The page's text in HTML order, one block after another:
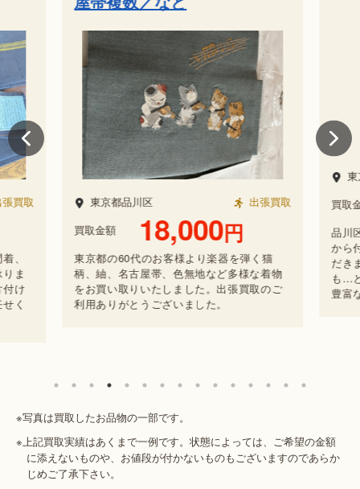
買取
、
ま
け
く
東京都品川区
出張買取
買取金額
18,000円
東京都の60代のお客様より楽器を弾く猫
柄、紬、名古屋帯、色無地など多様な着物
をお買い取りいたしました。出張買取のご
利用ありがとうございました。
東
買取
品川
から
だき
も…
豊富
※写真は買取したお品物の一部です。
※上記買取実績はあくまで一例です。状態によっては、ご希望の金額
に添えないものや、お値段が付かないものもございますのであらか
じめご了承下さい。